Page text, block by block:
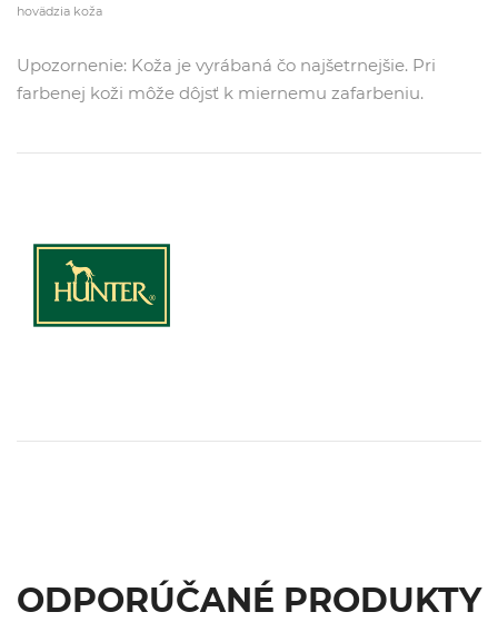
hovädzia koža
Upozornenie: Koža je vyrábaná čo najšetrnejšie. Pri
farbenej koži môže dôjsť k miernemu zafarbeniu.
ODPORÚČANÉ PRODUKTY